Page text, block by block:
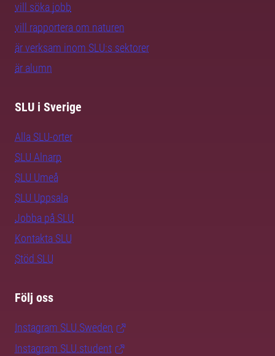
vill söka jobb
vill rapportera om naturen
är verksam inom SLU:s sektorer
är alumn
SLU i Sverige
Alla SLU-orter
SLU Alnarp
SLU Umeå
SLU Uppsala
Jobba på SLU
Kontakta SLU
Stöd SLU
Följ oss
Instagram SLU.Sweden
Instagram SLU.student